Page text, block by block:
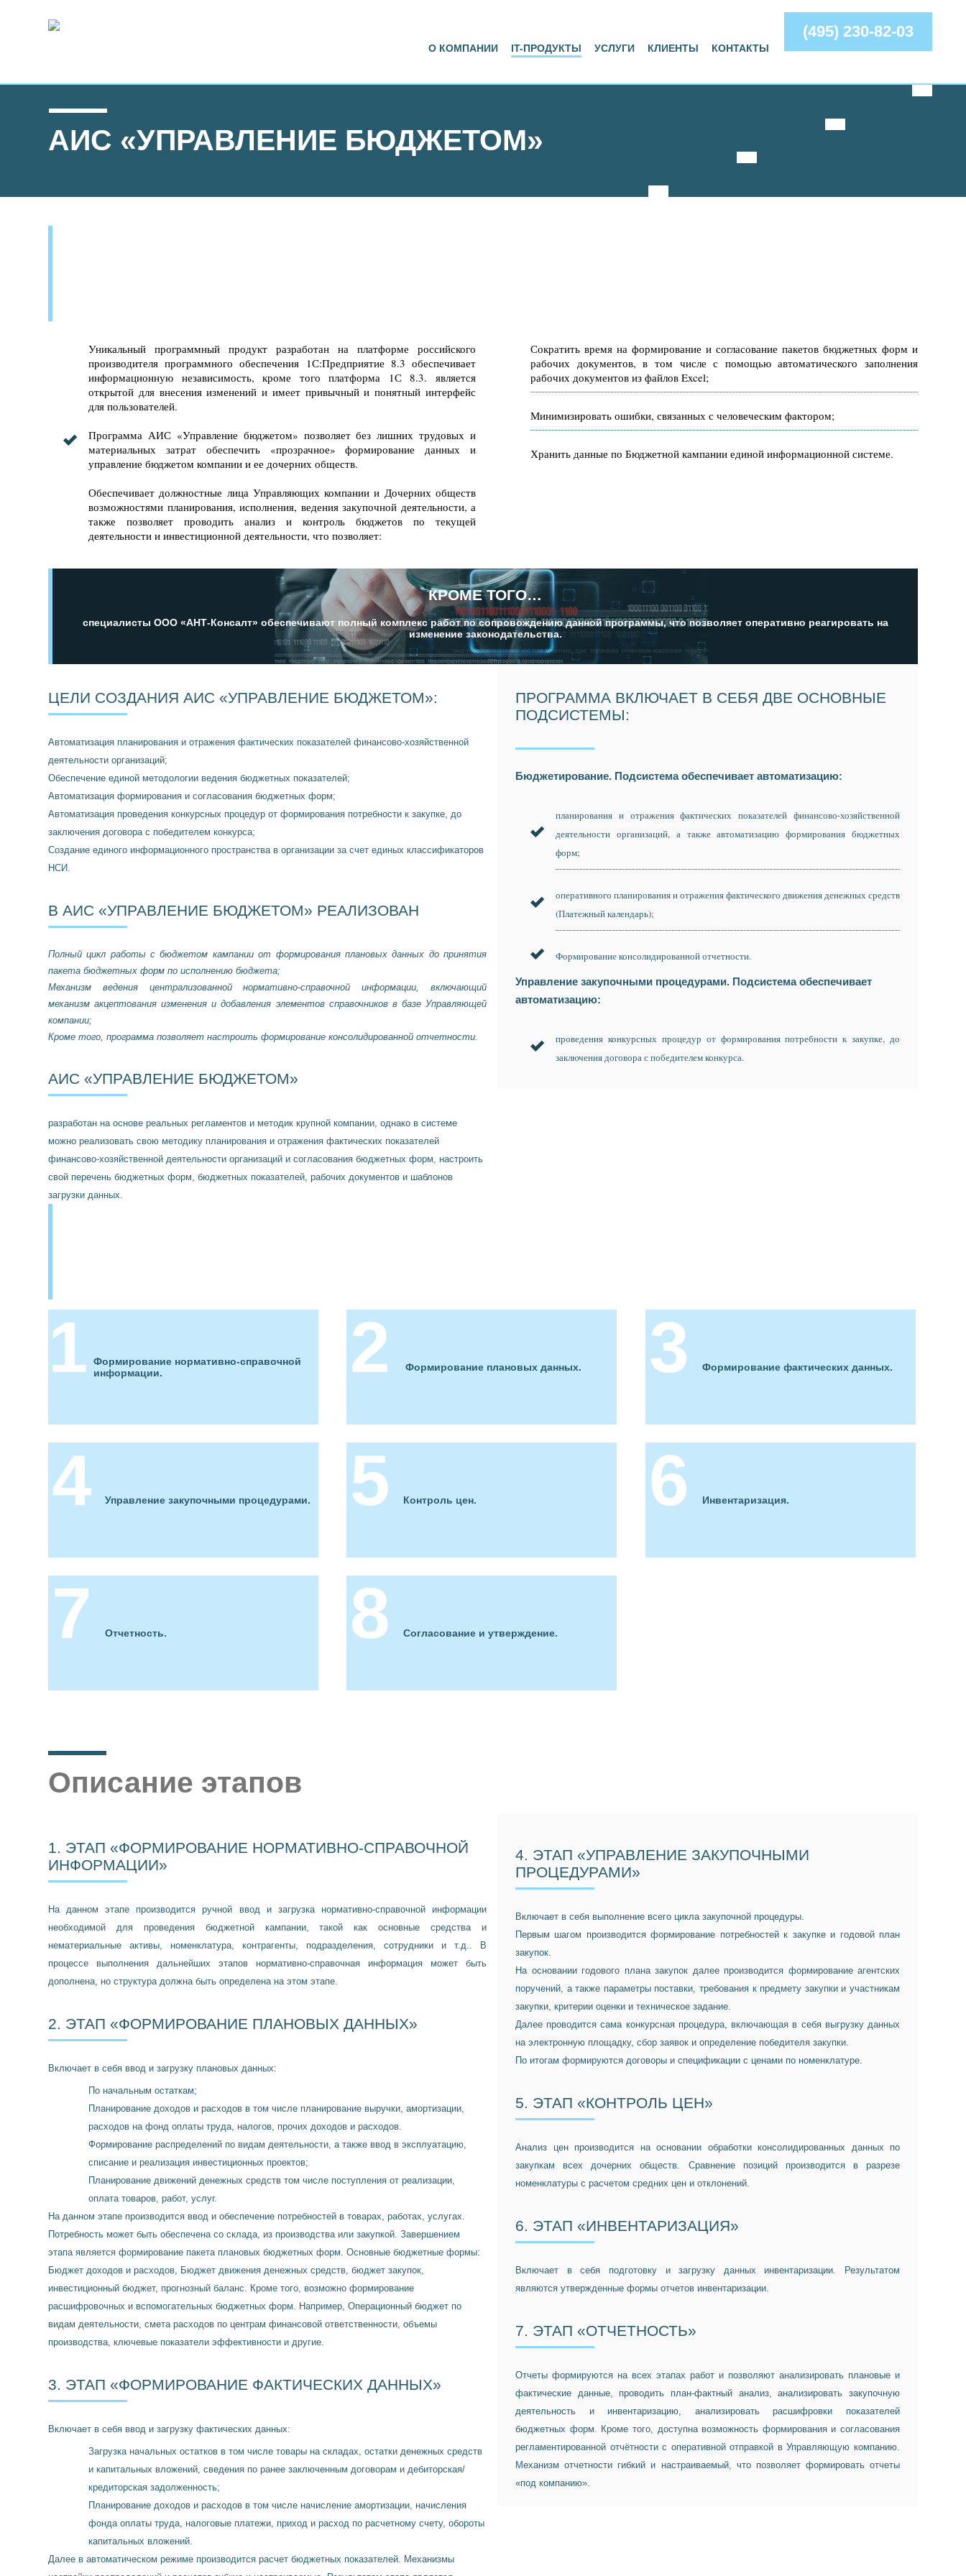
(495) 230-82-03
О КОМПАНИИ IT-ПРОДУКТЫ УСЛУГИ КЛИЕНТЫ КОНТАКТЫ
АИС «УПРАВЛЕНИЕ БЮДЖЕТОМ»
Уникальный программный продукт разработан на платформе российского
производителя программного обеспечения 1С:Предприятие 8.3 обеспечивает
информационную независимость, кроме того платформа 1С 8.3. является
открытой для внесения изменений и имеет привычный и понятный интерфейс
для пользователей.
Программа АИС «Управление бюджетом» позволяет без лишних трудовых и
материальных затрат обеспечить «прозрачное» формирование данных и
управление бюджетом компании и ее дочерних обществ.
Обеспечивает должностные лица Управляющих компании и Дочерних обществ
возможностями планирования, исполнения, ведения закупочной деятельности, а
также позволяет проводить анализ и контроль бюджетов по текущей
деятельности и инвестиционной деятельности, что позволяет:
Сократить время на формирование и согласование пакетов бюджетных форм и
рабочих документов, в том числе с помощью автоматического заполнения
рабочих документов из файлов Excel;
Минимизировать ошибки, связанных с человеческим фактором;
Хранить данные по Бюджетной кампании единой информационной системе.
КРОМЕ ТОГО…
специалисты ООО «АНТ-Консалт» обеспечивают полный комплекс работ по сопровождению данной программы, что позволяет оперативно реагировать на
изменение законодательства.
ЦЕЛИ СОЗДАНИЯ АИС «УПРАВЛЕНИЕ БЮДЖЕТОМ»:
Автоматизация планирования и отражения фактических показателей финансово-хозяйственной
деятельности организаций;
Обеспечение единой методологии ведения бюджетных показателей;
Автоматизация формирования и согласования бюджетных форм;
Автоматизация проведения конкурсных процедур от формирования потребности к закупке, до
заключения договора с победителем конкурса;
Создание единого информационного пространства в организации за счет единых классификаторов
НСИ.
В АИС «УПРАВЛЕНИЕ БЮДЖЕТОМ» РЕАЛИЗОВАН
Полный цикл работы с бюджетом кампании от формирования плановых данных до принятия
пакета бюджетных форм по исполнению бюджета;
Механизм ведения централизованной нормативно-справочной информации, включающий
механизм акцептования изменения и добавления элементов справочников в базе Управляющей
компании;
Кроме того, программа позволяет настроить формирование консолидированной отчетности.
АИС «УПРАВЛЕНИЕ БЮДЖЕТОМ»
разработан на основе реальных регламентов и методик крупной компании, однако в системе
можно реализовать свою методику планирования и отражения фактических показателей
финансово-хозяйственной деятельности организаций и согласования бюджетных форм, настроить
свой перечень бюджетных форм, бюджетных показателей, рабочих документов и шаблонов
загрузки данных.
ПРОГРАММА ВКЛЮЧАЕТ В СЕБЯ ДВЕ ОСНОВНЫЕ
ПОДСИСТЕМЫ:
Бюджетирование. Подсистема обеспечивает автоматизацию:
планирования и отражения фактических показателей финансово-хозяйственной
деятельности организаций, а также автоматизацию формирования бюджетных
форм;
оперативного планирования и отражения фактического движения денежных средств
(Платежный календарь);
Формирование консолидированной отчетности.
Управление закупочными процедурами. Подсистема обеспечивает
автоматизацию:
проведения конкурсных процедур от формирования потребности к закупке, до
заключения договора с победителем конкурса.
Формирование нормативно-справочной
информации.
Формирование плановых данных. Формирование фактических данных.
Управление закупочными процедурами. Контроль цен. Инвентаризация.
Отчетность. Согласование и утверждение.
Описание этапов
1. ЭТАП «ФОРМИРОВАНИЕ НОРМАТИВНО-СПРАВОЧНОЙ
ИНФОРМАЦИИ»
На данном этапе производится ручной ввод и загрузка нормативно-справочной информации
необходимой для проведения бюджетной кампании, такой как основные средства и
нематериальные активы, номенклатура, контрагенты, подразделения, сотрудники и т.д.. В
процессе выполнения дальнейших этапов нормативно-справочная информация может быть
дополнена, но структура должна быть определена на этом этапе.
2. ЭТАП «ФОРМИРОВАНИЕ ПЛАНОВЫХ ДАННЫХ»
Включает в себя ввод и загрузку плановых данных:
По начальным остаткам;
Планирование доходов и расходов в том числе планирование выручки, амортизации,
расходов на фонд оплаты труда, налогов, прочих доходов и расходов.
Формирование распределений по видам деятельности, а также ввод в эксплуатацию,
списание и реализация инвестиционных проектов;
Планирование движений денежных средств том числе поступления от реализации,
оплата товаров, работ, услуг.
На данном этапе производится ввод и обеспечение потребностей в товарах, работах, услугах.
Потребность может быть обеспечена со склада, из производства или закупкой. Завершением
этапа является формирование пакета плановых бюджетных форм. Основные бюджетные формы:
Бюджет доходов и расходов, Бюджет движения денежных средств, бюджет закупок,
инвестиционный бюджет, прогнозный баланс. Кроме того, возможно формирование
расшифровочных и вспомогательных бюджетных форм. Например, Операционный бюджет по
видам деятельности, смета расходов по центрам финансовой ответственности, объемы
производства, ключевые показатели эффективности и другие.
3. ЭТАП «ФОРМИРОВАНИЕ ФАКТИЧЕСКИХ ДАННЫХ»
Включает в себя ввод и загрузку фактических данных:
Загрузка начальных остатков в том числе товары на складах, остатки денежных средств
и капитальных вложений, сведения по ранее заключенным договорам и дебиторская/
кредиторская задолженность;
Планирование доходов и расходов в том числе начисление амортизации, начисления
фонда оплаты труда, налоговые платежи, приход и расход по расчетному счету, обороты
капитальных вложений.
Далее в автоматическом режиме производится расчет бюджетных показателей. Механизмы
4. ЭТАП «УПРАВЛЕНИЕ ЗАКУПОЧНЫМИ
ПРОЦЕДУРАМИ»
Включает в себя выполнение всего цикла закупочной процедуры.
Первым шагом производится формирование потребностей к закупке и годовой план
закупок.
На основании годового плана закупок далее производится формирование агентских
поручений, а также параметры поставки, требования к предмету закупки и участникам
закупки, критерии оценки и техническое задание.
Далее проводится сама конкурсная процедура, включающая в себя выгрузку данных
на электронную площадку, сбор заявок и определение победителя закупки.
По итогам формируются договоры и спецификации с ценами по номенклатуре.
5. ЭТАП «КОНТРОЛЬ ЦЕН»
Анализ цен производится на основании обработки консолидированных данных по
закупкам всех дочерних обществ. Сравнение позиций производится в разрезе
номенклатуры с расчетом средних цен и отклонений.
6. ЭТАП «ИНВЕНТАРИЗАЦИЯ»
Включает в себя подготовку и загрузку данных инвентаризации. Результатом
являются утвержденные формы отчетов инвентаризации.
7. ЭТАП «ОТЧЕТНОСТЬ»
Отчеты формируются на всех этапах работ и позволяют анализировать плановые и
фактические данные, проводить план-фактный анализ, анализировать закупочную
деятельность и инвентаризацию, анализировать расшифровки показателей
бюджетных форм. Кроме того, доступна возможность формирования и согласования
регламентированной отчётности с оперативной отправкой в Управляющую компанию.
Механизм отчетности гибкий и настраиваемый, что позволяет формировать отчеты
«под компанию».